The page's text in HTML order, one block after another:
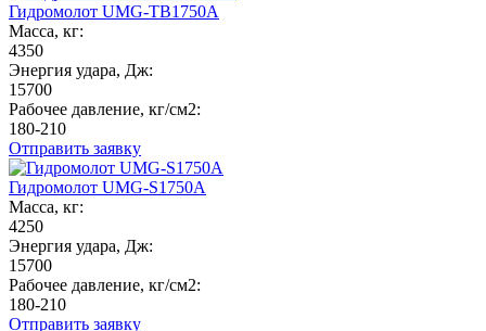
Гидромолот UMG-TB1750A
Масса, кг:
4350
Энергия удара, Дж:
15700
Рабочее давление, кг/см2:
180-210
Отправить заявку
Гидромолот UMG-S1750A
Масса, кг:
4250
Энергия удара, Дж:
15700
Рабочее давление, кг/см2:
180-210
Отправить заявку